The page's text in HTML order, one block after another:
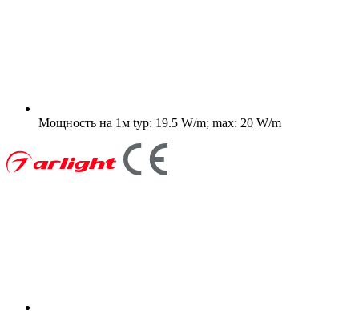
Мощность на 1м typ: 19.5 W/m; max: 20 W/m